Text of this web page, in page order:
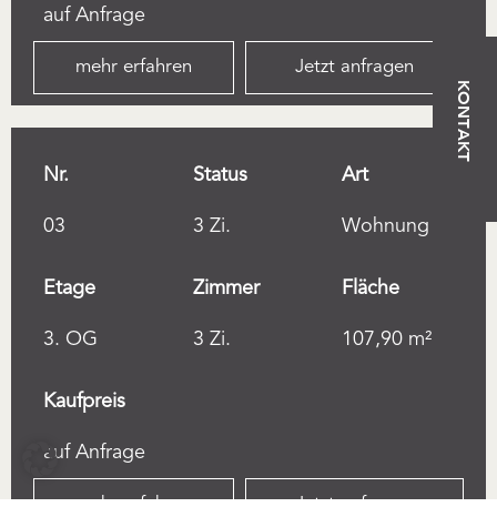
KONTAKT
auf Anfrage
mehr erfahren Jetzt anfragen
Nr. Status Art
03 3 Zi. Wohnung
Etage Zimmer Fläche
3. OG 3 Zi. 107,90 m²
Kaufpreis
auf Anfrage
mehr erfahren Jetzt anfragen